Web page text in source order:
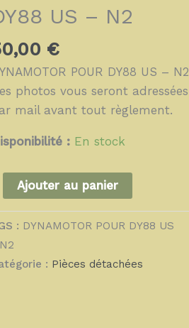
US – N2
€
POUR DY88 US – N2
photos vous seront adressées
mail avant tout règlement.
: En stock
Ajouter au panier
: DYNAMOTOR POUR DY88 US
: Pièces détachées